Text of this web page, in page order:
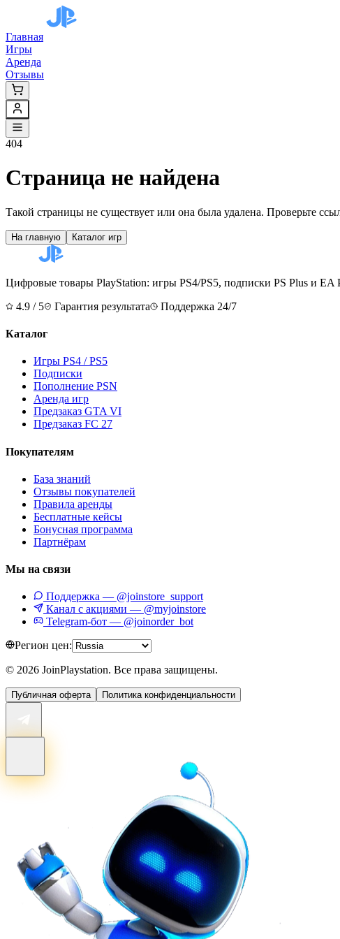
Главная
Игры
Аренда
Отзывы
404
Страница не найдена
Такой страницы не существует или она была удалена. Проверьте
На главную Каталог игр
Цифровые товары PlayStation: игры PS4/PS5, подписки PS Plus и EA
4.9 / 5
Гарантия результата Поддержка 24/7
Каталог
Игры PS4 / PS5
Подписки
Пополнение PSN
Аренда игр
Предзаказ GTA VI
Предзаказ FC 27
Покупателям
База знаний
Отзывы покупателей
Правила аренды
Бесплатные кейсы
Бонусная программа
Партнёрам
Мы на связи
Поддержка — @joinstore_support
Канал с акциями — @myjoinstore
Telegram-бот — @joinorder_bot
Регион цен:
© 2026 JoinPlaystation. Все права защищены.
Публичная оферта Политика конфиденциальности